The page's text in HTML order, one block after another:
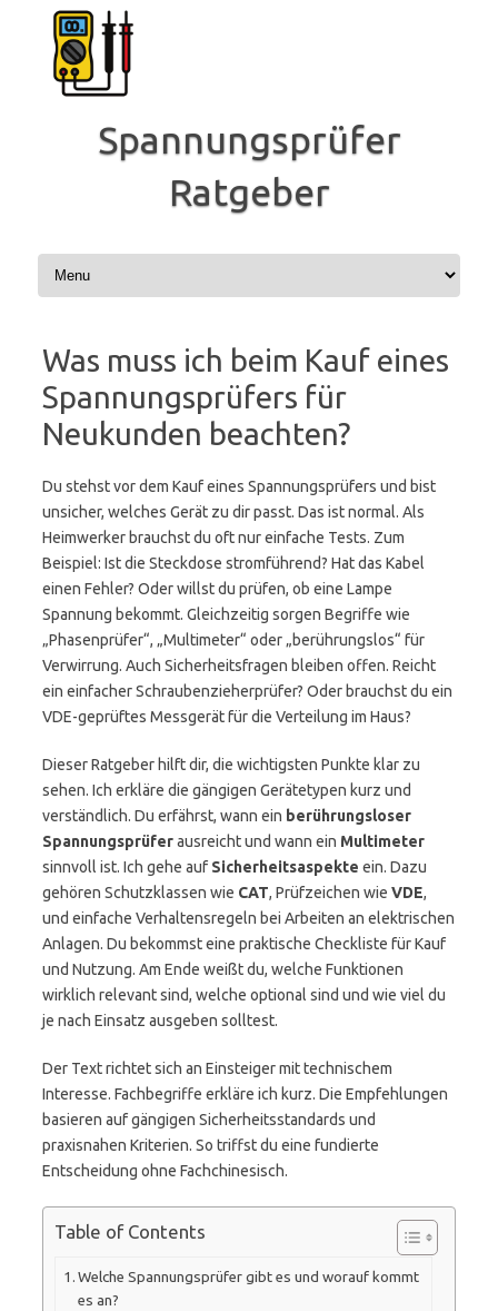
Inhalt
springen
Spannungsprüfer
Ratgeber
Was muss ich beim Kauf eines
Spannungsprüfers für
Neukunden beachten?
Du stehst vor dem Kauf eines Spannungsprüfers und bist
unsicher, welches Gerät zu dir passt. Das ist normal. Als
Heimwerker brauchst du oft nur einfache Tests. Zum
Beispiel: Ist die Steckdose stromführend? Hat das Kabel
einen Fehler? Oder willst du prüfen, ob eine Lampe
Spannung bekommt. Gleichzeitig sorgen Begriffe wie
„Phasenprüfer“, „Multimeter“ oder „berührungslos“ für
Verwirrung. Auch Sicherheitsfragen bleiben offen. Reicht
ein einfacher Schraubenzieherprüfer? Oder brauchst du ein
VDE-geprüftes Messgerät für die Verteilung im Haus?
Dieser Ratgeber hilft dir, die wichtigsten Punkte klar zu
sehen. Ich erkläre die gängigen Gerätetypen kurz und
verständlich. Du erfährst, wann ein berührungsloser
Spannungsprüferausreicht und wann ein Multimeter
sinnvoll ist. Ich gehe auf Sicherheitsaspekte ein. Dazu
gehören Schutzklassen wie CAT, Prüfzeichen wie VDE,
und einfache Verhaltensregeln bei Arbeiten an elektrischen
Anlagen. Du bekommst eine praktische Checkliste für Kauf
und Nutzung. Am Ende weißt du, welche Funktionen
wirklich relevant sind, welche optional sind und wie viel du
je nach Einsatz ausgeben solltest.
Der Text richtet sich an Einsteiger mit technischem
Interesse. Fachbegriffe erkläre ich kurz. Die Empfehlungen
basieren auf gängigen Sicherheitsstandards und
praxisnahen Kriterien. So triffst du eine fundierte
Entscheidung ohne Fachchinesisch.
Table of Contents
Welche Spannungsprüfer gibt es und worauf kommt
es an?